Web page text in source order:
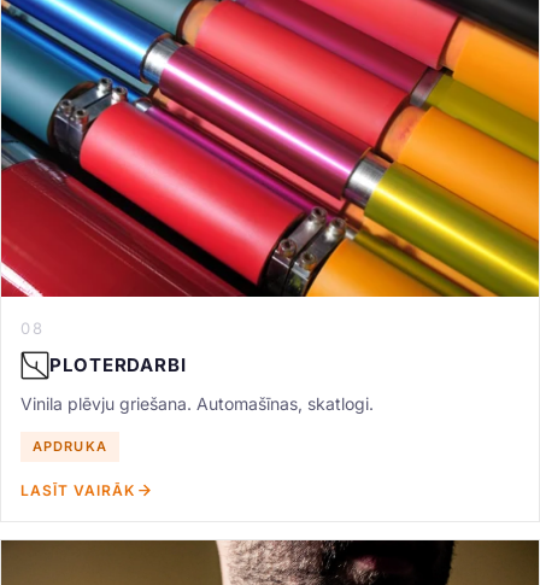
08
PLOTERDARBI
Vinila plēvju griešana. Automašīnas, skatlogi.
APDRUKA
LASĪT VAIRĀK